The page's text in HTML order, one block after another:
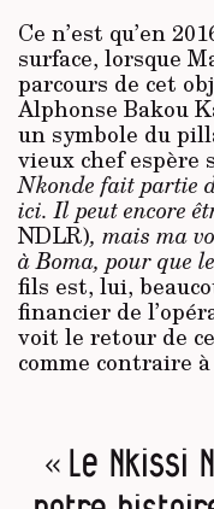
Ce n’est qu’en
surface, lorsque
parcours de cet
Alphonse Bakou
un symbole du
vieux chef espère
Nkonde fait partie
ici. Il peut encore
NDLR), mais ma
à Boma, pour que
fils est, lui,
financier de
voit le retour de
comme contraire
« Le Nkissi